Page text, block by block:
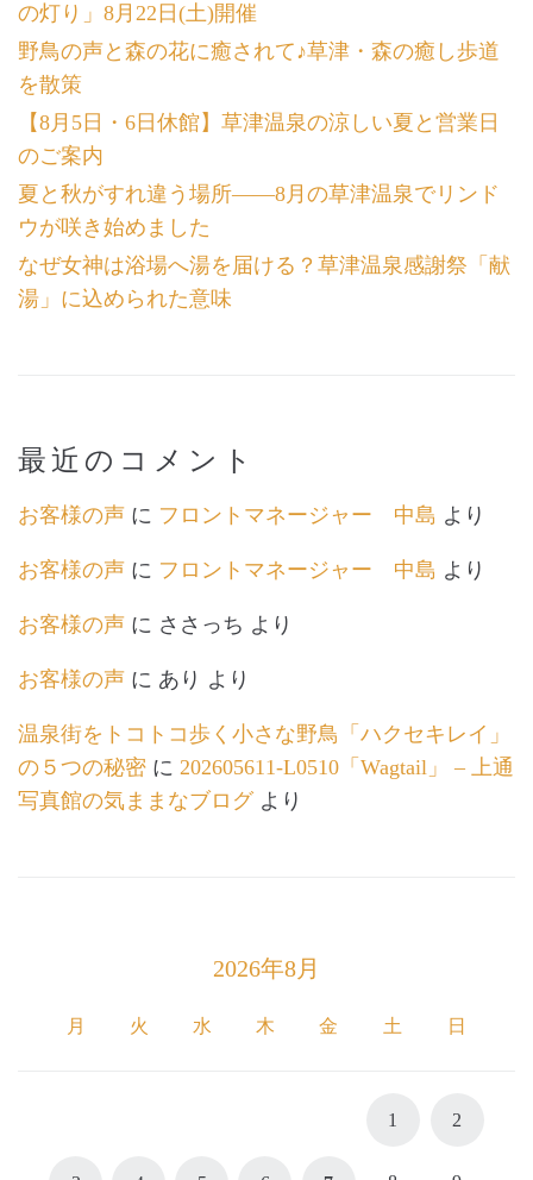
の灯り」8月22日(土)開催
野鳥の声と森の花に癒されて♪草津・森の癒し歩道
を散策
【8月5日・6日休館】草津温泉の涼しい夏と営業日
のご案内
夏と秋がすれ違う場所――8月の草津温泉でリンド
ウが咲き始めました
なぜ女神は浴場へ湯を届ける？草津温泉感謝祭「献
湯」に込められた意味
最近のコメント
お客様の声 に フロントマネージャー 中島 より
お客様の声 に フロントマネージャー 中島 より
お客様の声 に ささっち より
お客様の声 に あり より
温泉街をトコトコ歩く小さな野鳥「ハクセキレイ」
の５つの秘密 に 202605611-L0510「Wagtail」 – 上通
写真館の気ままなブログより
2026年8月
月 火 水 木 金 土 日
1 2